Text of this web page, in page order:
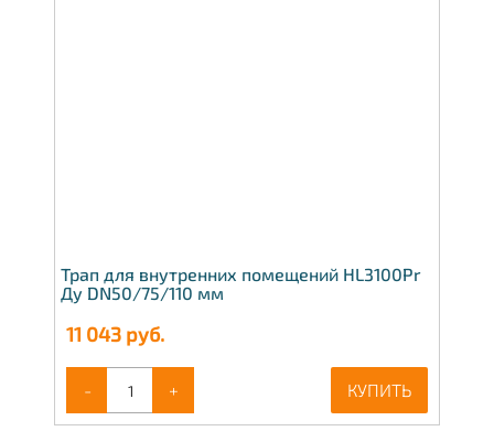
Трап для внутренних помещений HL3100Pr
Ду DN50/75/110 мм
11 043 руб.
- + КУПИТЬ